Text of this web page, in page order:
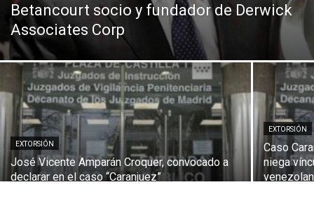
Betancourt socio y fundador de Derwick
Associates Corp
EXTORSIÓN
José Vicente Amparán Croquer, convocado a
declarar en el caso “Caranjuez”
EXTORSIÓN
Caso
niega